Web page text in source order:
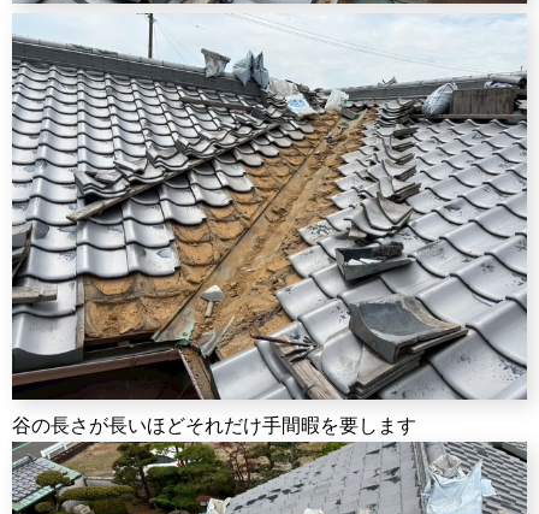
谷の長さが長いほどそれだけ手間暇を要します